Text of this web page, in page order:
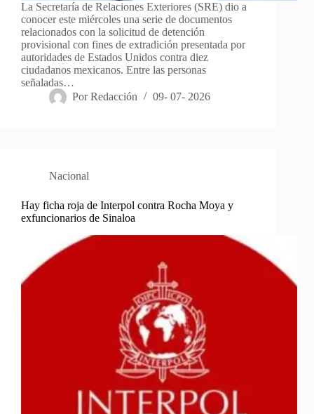
La Secretaría de Relaciones Exteriores (SRE) dio a
conocer este miércoles una serie de documentos
relacionados con la solicitud de detención
provisional con fines de extradición presentada por
autoridades de Estados Unidos contra diez
ciudadanos mexicanos. Entre las personas
señaladas…
Por Redacción 09- 07- 2026
Nacional
Hay ficha roja de Interpol contra Rocha Moya y
exfuncionarios de Sinaloa